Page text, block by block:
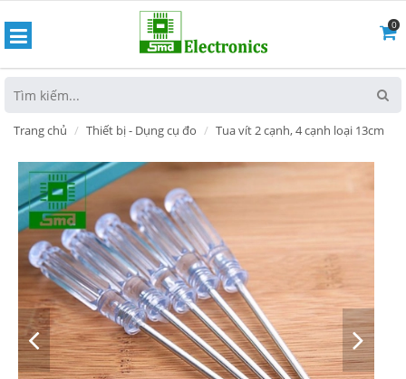
0
Trang chủ Thiết bị - Dụng cụ đo Tua vít 2 cạnh, 4 cạnh loại 13cm